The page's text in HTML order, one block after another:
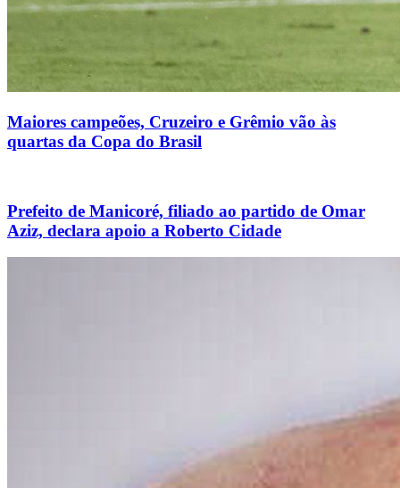
Maiores campeões, Cruzeiro e Grêmio vão às
quartas da Copa do Brasil
Prefeito de Manicoré, filiado ao partido de Omar
Aziz, declara apoio a Roberto Cidade